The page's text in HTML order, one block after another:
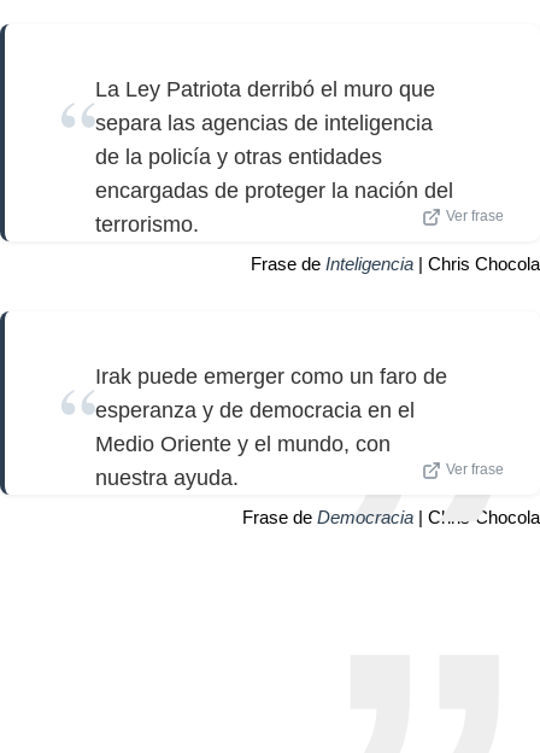
La Ley Patriota derribó el muro que
separa las agencias de inteligencia
de la policía y otras entidades
encargadas de proteger la nación del
terrorismo.
Ver frase
Frase de Inteligencia | Chris Chocola
Irak puede emerger como un faro de
esperanza y de democracia en el
Medio Oriente y el mundo, con
nuestra ayuda.
Ver frase
Frase de Democracia | Chris Chocola